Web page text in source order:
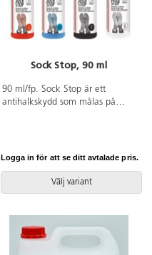
Sock Stop, 90 ml
90 ml/fp. Sock Stop är ett
antihalkskydd som målas på
färger. Gör så här: Lägg en
färgen inte går igenom till andra
sidan. Skaka flaskan minst 30
Applicera och låt torka plant i ca
24 timmar. Kan sedan tvättas
med insida ut i 40 grader.
Logga in för att se ditt avtalade pris.
Välj variant